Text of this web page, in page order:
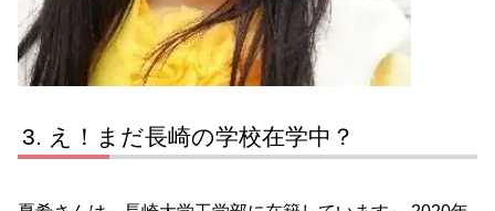
え！まだ長崎の学校在学中？